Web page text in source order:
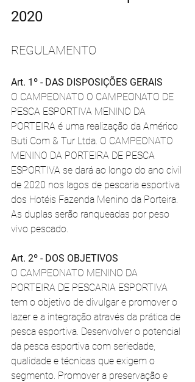
2020
REGULAMENTO
Art. 1º - DAS DISPOSIÇÕES GERAIS
O CAMPEONATO O CAMPEONATO DE
PESCA ESPORTIVA MENINO DA
PORTEIRA é uma realização da Américo
Buti Com & Tur Ltda. O CAMPEONATO
MENINO DA PORTEIRA DE PESCA
ESPORTIVA se dará ao longo do ano civil
de 2020 nos lagos de pescaria esportiva
dos Hotéis Fazenda Menino da Porteira.
As duplas serão ranqueadas por peso
vivo pescado.
Art. 2º - DOS OBJETIVOS
O CAMPEONATO MENINO DA
PORTEIRA DE PESCARIA ESPORTIVA
tem o objetivo de divulgar e promover o
lazer e a integração através da prática de
pesca esportiva. Desenvolver o potencial
da pesca esportiva com seriedade,
qualidade e técnicas que exigem o
segmento. Promover a preservação e